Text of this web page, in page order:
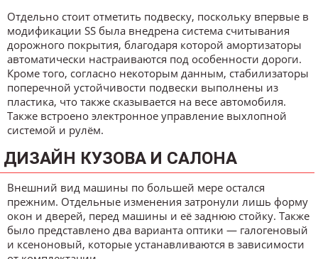
Отдельно стоит отметить подвеску, поскольку впервые в
модификации SS была внедрена система считывания
дорожного покрытия, благодаря которой амортизаторы
автоматически настраиваются под особенности дороги.
Кроме того, согласно некоторым данным, стабилизаторы
поперечной устойчивости подвески выполнены из
пластика, что также сказывается на весе автомобиля.
Также встроено электронное управление выхлопной
системой и рулём.
ДИЗАЙН КУЗОВА И САЛОНА
Внешний вид машины по большей мере остался
прежним. Отдельные изменения затронули лишь форму
окон и дверей, перед машины и её заднюю стойку. Также
было представлено два варианта оптики — галогеновый
и ксеноновый, которые устанавливаются в зависимости